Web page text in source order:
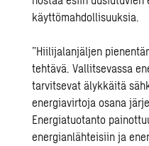
käyttömahdollisuuksia.
”Hiilijalanjäljen
tehtävä. Vallitsevassa
tarvitsevat älykkäitä
energiavirtoja osana
Energiatuotanto
energianlähteisiin ja